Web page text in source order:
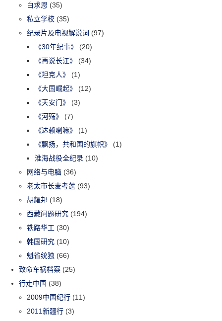
白求恩 (35)
私立学校 (35)
纪录片及电视解说词 (97)
《30年纪事》
(20)
《再说长江》
(34)
《坦克人》
(1)
《大国崛起》
(12)
《天安门》
(3)
《河殇》
(7)
《达赖喇嘛》
(1)
《飘扬，共和国的旗帜》
(1)
淮海战役全纪录 (10)
网络与电脑 (36)
老太市长麦考莲 (93)
胡耀邦 (18)
西藏问题研究 (194)
铁路华工 (30)
韩国研究 (10)
魁省统独 (66)
致命车祸档案 (25)
行走中国 (38)
2009中国纪行 (11)
2011新疆行 (3)